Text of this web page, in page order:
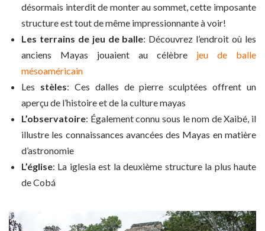
désormais interdit de monter au sommet, cette imposante
structure est tout de même impressionnante à voir!
Les terrains de jeu de balle: Découvrez l’endroit où les
anciens Mayas jouaient au célèbre jeu de balle
mésoaméricain
Les stèles: Ces dalles de pierre sculptées offrent un
aperçu de l’histoire et de la culture mayas
L’observatoire: Également connu sous le nom de Xaibé, il
illustre les connaissances avancées des Mayas en matière
d’astronomie
L’église: La iglesia est la deuxième structure la plus haute
de Cobá